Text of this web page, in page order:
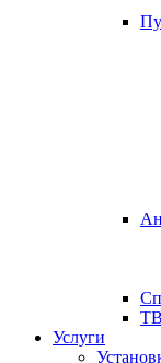
Услуги